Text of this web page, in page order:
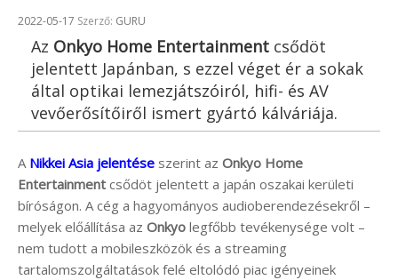
Beküldve:
2022-05-17 Szerző: GURU
Az Onkyo Home Entertainment csődöt
jelentett Japánban, s ezzel véget ér a sokak
által optikai lemezjátszóiról, hifi- és AV
vevőerősítőiről ismert gyártó kálváriája.
A Nikkei Asia jelentése szerint az Onkyo Home
Entertainment csődöt jelentett a japán oszakai kerületi
bíróságon. A cég a hagyományos audioberendezésekről –
melyek előállítása az Onkyo legfőbb tevékenysége volt –
nem tudott a mobileszközök és a streaming
tartalomszolgáltatások felé eltolódó piac igényeinek